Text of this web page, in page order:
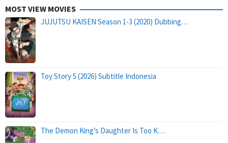
MOST VIEW MOVIES
JUJUTSU KAISEN Season 1-3 (2020) Dubbing…
Toy Story 5 (2026) Subtitle Indonesia
The Demon King’s Daughter Is Too K…